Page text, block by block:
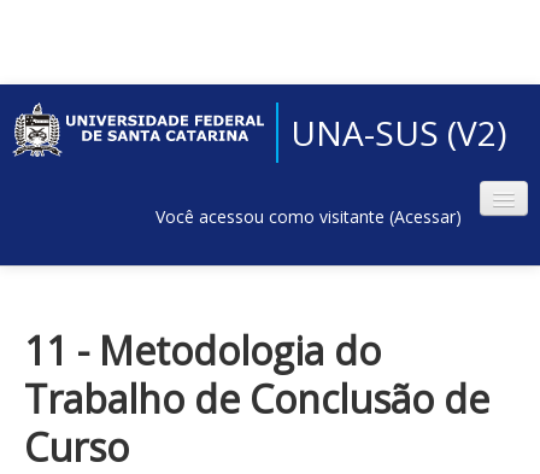
UNA-SUS (V2)
Você acessou como visitante (Acessar)
11 - Metodologia do
Trabalho de Conclusão de
Curso